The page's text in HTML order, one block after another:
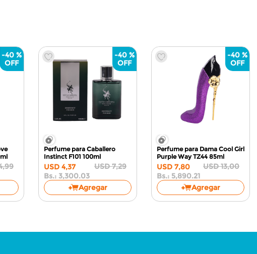
-40 %
,99
-40 %
Perfume para Caballero
Instinct F101 100ml
USD 4,37 USD 7,29
Bs.: 3,300.03
Agregar
-40 %
Perfume para Dama Cool Girl
Purple Way TZ44 85ml
USD 7,80 USD 13,00
Bs.: 5,890.21
Agregar